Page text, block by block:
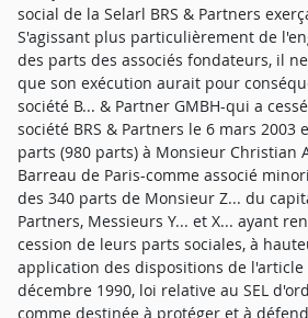
social de la Selarl BRS & Partners
S'agissant plus particulièrement de
des parts des associés fondateurs, il
que son exécution aurait pour
société B... & Partner GMBH-qui a
société BRS & Partners le 6 mars 2003
parts (980 parts) à Monsieur Christian
Barreau de Paris-comme associé
des 340 parts de Monsieur Z... du
Partners, Messieurs Y... et X... ayant
cession de leurs parts sociales, à
application des dispositions de l'article
décembre 1990, loi relative au SEL
comme destinée à protéger et à